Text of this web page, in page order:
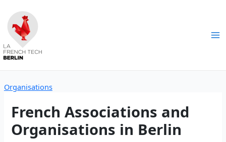
content
Organisations
French Associations and
Organisations in Berlin